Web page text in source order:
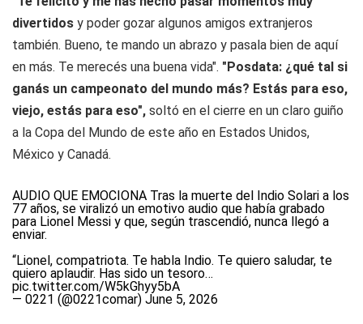
divertidos y poder gozar algunos amigos extranjeros
también. Bueno, te mando un abrazo y pasala bien de aquí
en más. Te merecés una buena vida". "Posdata: ¿qué tal si
ganás un campeonato del mundo más? Estás para eso,
viejo, estás para eso", soltó en el cierre en un claro guiño
a la Copa del Mundo de este año en Estados Unidos,
México y Canadá.
AUDIO QUE EMOCIONA Tras la muerte del Indio Solari a los
77 años, se viralizó un emotivo audio que había grabado
para Lionel Messi y que, según trascendió, nunca llegó a
enviar.
“Lionel, compatriota. Te habla Indio. Te quiero saludar, te
quiero aplaudir. Has sido un tesoro…
pic.twitter.com/W5kGhyy5bA
— 0221 (@0221comar) June 5, 2026